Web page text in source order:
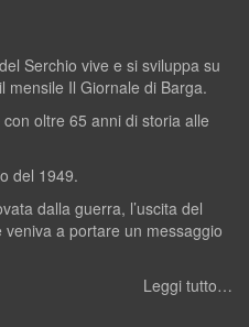
Serchio vive e si sviluppa su
mensile Il Giornale di Barga.
oltre 65 anni di storia alle
del 1949.
dalla guerra, l’uscita del
a portare un messaggio
Leggi tutto…